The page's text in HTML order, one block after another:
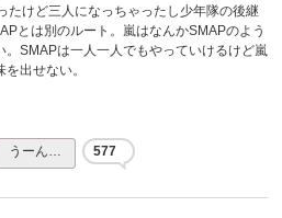
たけど三人になっちゃったし少年隊の後継
とは別のルート。嵐はなんかSMAPのよう
。SMAPは一人一人でもやっていけるけど嵐
出せない。
うーん… 577